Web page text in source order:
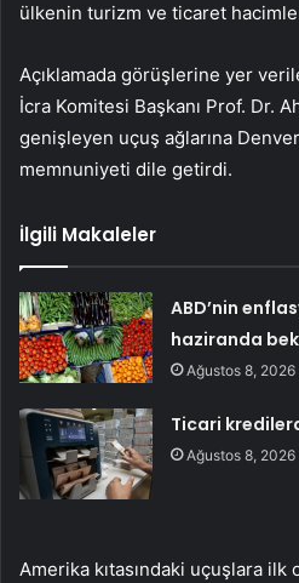
ülkenin turizm ve ticaret
Açıklamada görüşlerine yer
İcra Komitesi Başkanı Prof. Dr.
genişleyen uçuş ağlarına
memnuniyeti dile getirdi.
İlgili Makaleler
ABD’nin
haziranda
Ağustos 8, 2026
Ticari
Ağustos 8, 2026
Amerika kıtasındaki uçuşlara ilk